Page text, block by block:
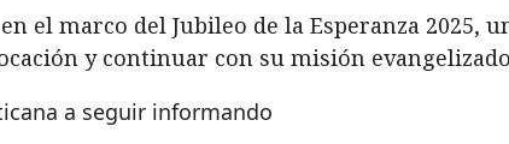
el marco del Jubileo de la Esperanza
y continuar con su misión
a seguir informando